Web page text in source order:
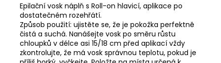
Epilační vosk náplň s Roll-on hlavicí, aplikace po
dostatečném rozehřátí.
Způsob použití: ujistěte se, že je pokožka perfektně
čistá a suchá. Nanášejte vosk po směru růstu
chloupků v délce asi 15/18 cm před aplikací vždy
zkontrolujte, že má vosk správnou teplotu, pokud je